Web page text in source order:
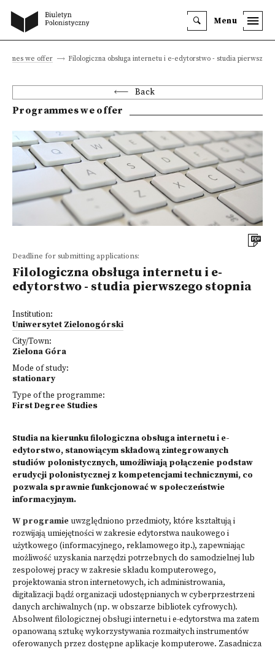
Menu
we offer Filologiczna obsługa internetu i e-edytorstwo - studia
Back
Programmes we offer
Deadline for submitting applications:
Filologiczna obsługa internetu i e-
edytorstwo - studia pierwszego stopnia
Institution:
Uniwersytet Zielonogórski
City/Town:
Zielona Góra
Mode of study:
stationary
Type of the programme:
First Degree Studies
Studia na kierunku filologiczna obsługa internetu i e-
edytorstwo, stanowiącym składową zintegrowanych
studiów polonistycznych, umożliwiają połączenie podstaw
erudycji polonistycznej z kompetencjami technicznymi, co
pozwala sprawnie funkcjonować w społeczeństwie
informacyjnym.
W programie uwzględniono przedmioty, które kształtują i
rozwijają umiejętności w zakresie edytorstwa naukowego i
użytkowego (informacyjnego, reklamowego itp.), zapewniając
możliwość uzyskania narzędzi potrzebnych do samodzielnej lub
zespołowej pracy w zakresie składu komputerowego,
projektowania stron internetowych, ich administrowania,
digitalizacji bądź organizacji udostępnianych w cyberprzestrzeni
danych archiwalnych (np. w obszarze bibliotek cyfrowych).
Absolwent filologicznej obsługi internetu i e-edytorstwa ma zatem
opanowaną sztukę wykorzystywania rozmaitych instrumentów
oferowanych przez dostępne aplikacje komputerowe. Zasadnicza